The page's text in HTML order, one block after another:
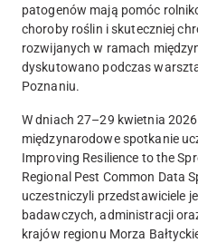
patogenów mają pomóc
choroby roślin i skuteczniej
rozwijanych w ramach
dyskutowano podczas
Poznaniu.
W dniach 27–29 kwietnia
międzynarodowe spotkanie
Improving Resilience to the
Regional Pest Common Data
uczestniczyli przedstawiciele
badawczych, administracji
krajów regionu Morza